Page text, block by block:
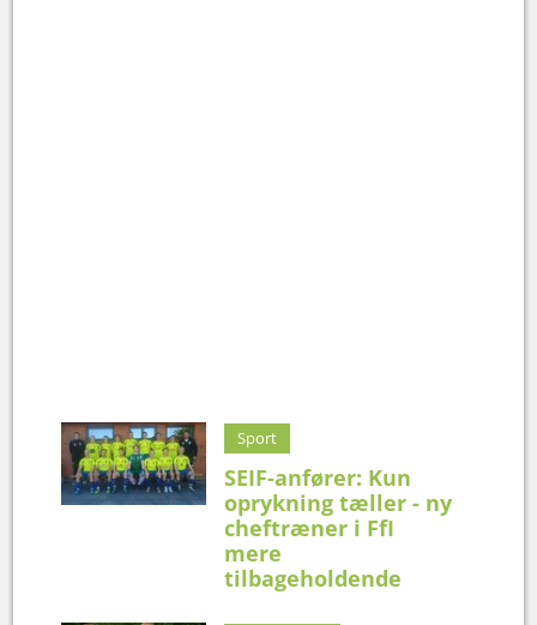
Sport
SEIF-anfører: Kun
oprykning tæller - ny
cheftræner i FfI
mere
tilbageholdende